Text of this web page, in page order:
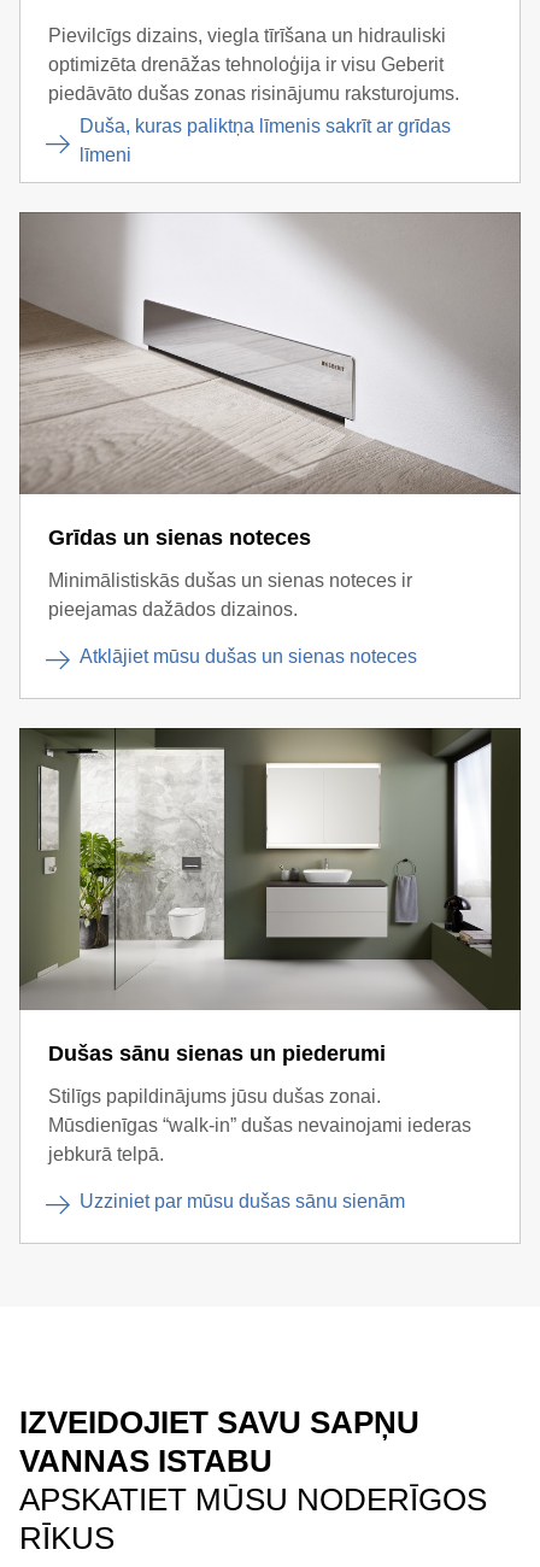
Pievilcīgs dizains, viegla tīrīšana un hidrauliski
optimizēta drenāžas tehnoloģija ir visu Geberit
piedāvāto dušas zonas risinājumu raksturojums.
Duša, kuras paliktņa līmenis sakrīt ar grīdas
līmeni
Grīdas un sienas noteces
Minimālistiskās dušas un sienas noteces ir
pieejamas dažādos dizainos.
Atklājiet mūsu dušas un sienas noteces
Dušas sānu sienas un piederumi
Stilīgs papildinājums jūsu dušas zonai.
Mūsdienīgas “walk-in” dušas nevainojami iederas
jebkurā telpā.
Uzziniet par mūsu dušas sānu sienām
IZVEIDOJIET SAVU SAPŅU
VANNAS ISTABU
APSKATIET MŪSU NODERĪGOS
RĪKUS